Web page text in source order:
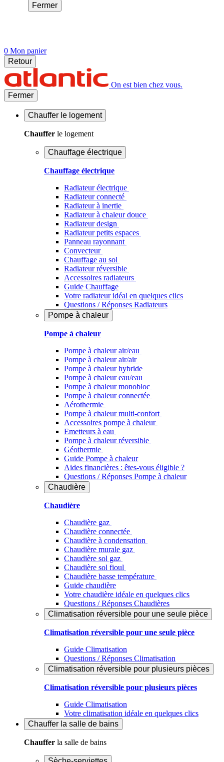
Fermer
0 Mon panier
Retour
On est bien chez vous.
Fermer
Chauffer le logement
Chauffer le logement
Chauffage électrique
Chauffage électrique
Radiateur électrique
Radiateur connecté
Radiateur à inertie
Radiateur à chaleur douce
Radiateur design
Radiateur petits espaces
Panneau rayonnant
Convecteur
Chauffage au sol
Radiateur réversible
Accessoires radiateurs
Guide Chauffage
Votre radiateur idéal en quelques clics
Questions / Réponses Radiateurs
Pompe à chaleur
Pompe à chaleur
Pompe à chaleur air/eau
Pompe à chaleur air/air
Pompe à chaleur hybride
Pompe à chaleur​ eau/eau
Pompe à chaleur monobloc
Pompe à chaleur connectée
Aérothermie
Pompe à chaleur multi-confort
Accessoires pompe à chaleur
Emetteurs à eau
Pompe à chaleur réversible
Géothermie
Guide Pompe à chaleur
Aides financières : êtes-vous éligible ?
Questions / Réponses Pompe à chaleur
Chaudière
Chaudière
Chaudière gaz
Chaudière connectée
Chaudière à condensation
Chaudière murale gaz
Chaudière sol gaz
Chaudière sol fioul
Chaudière basse température
Guide chaudière
Votre chaudière idéale en quelques clics
Questions / Réponses Chaudières
Climatisation réversible pour une seule pièce
Climatisation réversible pour une seule pièce
Guide Climatisation
Questions / Réponses Climatisation
Climatisation réversible pour plusieurs pièces
Climatisation réversible pour plusieurs pièces
Guide Climatisation
Votre climatisation idéale en quelques clics
Chauffer la salle de bains
Chauffer la salle de bains